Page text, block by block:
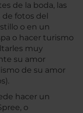
de la boda, las
fotos del
o en un
o hacer turismo
muy
su amor
de su amor
hacer un
o